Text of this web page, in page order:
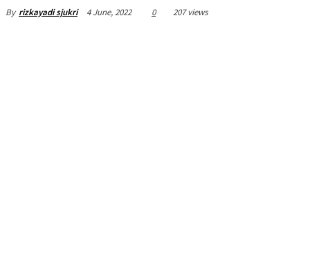
By rizkayadi sjukri 4 June, 2022 0 207 views